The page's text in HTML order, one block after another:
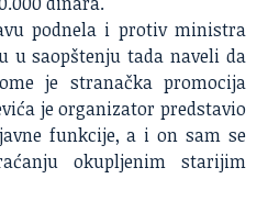
podnela i protiv ministra
u saopštenju tada naveli da
je stranačka promocija
je organizator predstavio
funkcije, a i on sam se
okupljenim starijim